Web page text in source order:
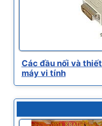
Các đầu nối và
máy vi tính